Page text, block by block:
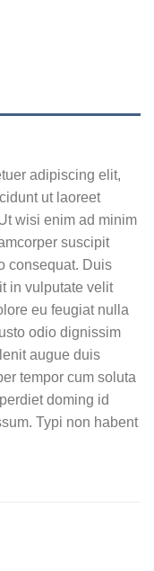
adipiscing elit,
ut laoreet
wisi enim ad minim
suscipit
consequat. Duis
in vulputate velit
eu feugiat nulla
odio dignissim
augue duis
tempor cum soluta
doming id
Typi non habent